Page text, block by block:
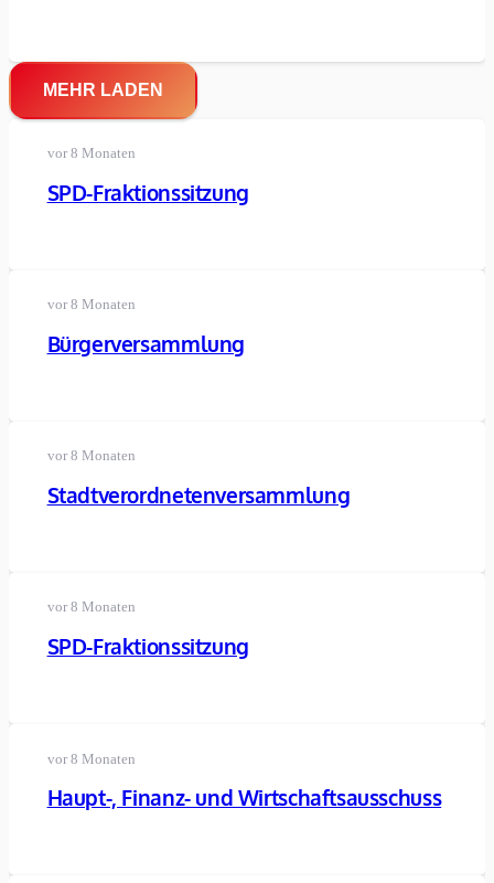
MEHR LADEN
vor 8 Monaten
SPD-Fraktionssitzung
vor 8 Monaten
Bürgerversammlung
vor 8 Monaten
Stadtverordnetenversammlung
vor 8 Monaten
SPD-Fraktionssitzung
vor 8 Monaten
Haupt-, Finanz- und Wirtschaftsausschuss